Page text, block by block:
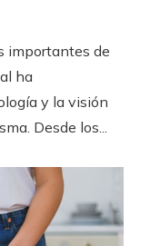
importantes de
ha
y la visión
Desde los...